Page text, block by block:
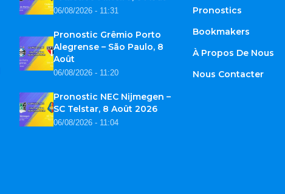
06/08/2026 - 11:31
Pronostic Grêmio Porto
Alegrense – São Paulo, 8
Août
06/08/2026 - 11:20
Pronostic NEC Nijmegen –
SC Telstar, 8 Août 2026
06/08/2026 - 11:04
Pronostics
Bookmakers
À Propos De Nous
Nous Contacter